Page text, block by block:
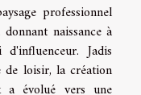
professionnel
naissance à
Jadis
de loisir, la création
a évolué vers une